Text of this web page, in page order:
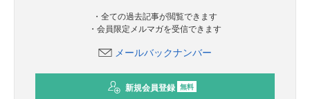
・全ての過去記事が閲覧できます
・会員限定メルマガを受信できます
メールバックナンバー
新規会員登録 無料